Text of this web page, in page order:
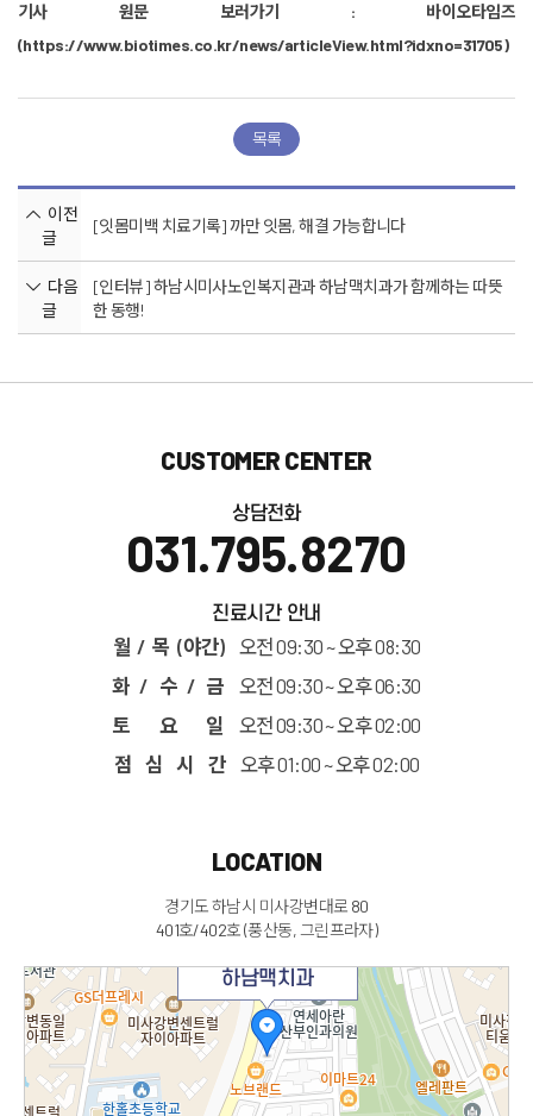
기사 원문 보러가기 : 바이오타임즈
(https://www.biotimes.co.kr/news/articleView.html?idxno=31705)
목록
이전
글
[잇몸미백 치료기록] 까만 잇몸, 해결 가능합니다
다음
글
[인터뷰] 하남시미사노인복지관과 하남맥치과가 함께하는 따뜻
한 동행!
CUSTOMER CENTER
상담전화
031.795.8270
진료시간 안내
월 / 목 (야간)
오전 09:30 ~ 오후 08:30
화 / 수 / 금
오전 09:30 ~ 오후 06:30
토 요 일
오전 09:30 ~ 오후 02:00
점 심 시 간
오후 01:00 ~ 오후 02:00
LOCATION
경기도 하남시 미사강변대로 80
401호/402호 (풍산동, 그린프라자)
하남맥치과